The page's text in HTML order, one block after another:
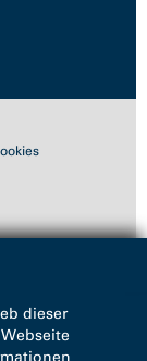
dieser